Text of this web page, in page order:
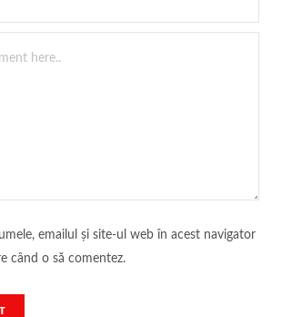
emailul și site-ul web în acest navigator
când o să comentez.